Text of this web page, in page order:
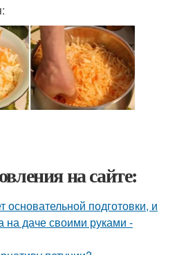
на сайте:
основательной подготовки, и
на даче своими руками -